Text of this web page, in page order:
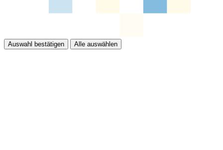
Auswahl bestätigen Alle auswählen